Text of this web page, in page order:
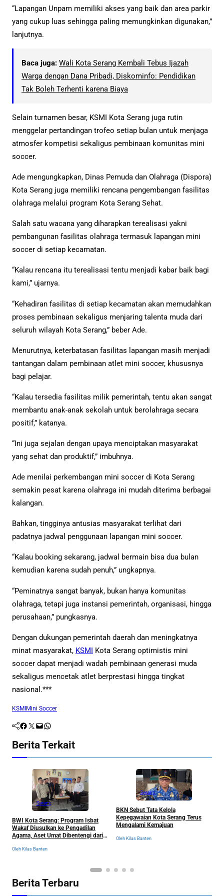
“Lapangan Unpam memiliki akses yang baik dan area parkir
yang cukup luas sehingga paling memungkinkan digunakan,”
lanjutnya.
Baca juga: Wali Kota Serang Kembali Tebus Ijazah
Warga dengan Dana Pribadi, Diskominfo: Pendidikan
Tak Boleh Terhenti karena Biaya
Selain turnamen besar, KSMI Kota Serang juga rutin
menggelar pertandingan trofeo setiap bulan untuk menjaga
atmosfer kompetisi sekaligus pembinaan komunitas mini
soccer.
Ade mengungkapkan, Dinas Pemuda dan Olahraga (Dispora)
Kota Serang juga memiliki rencana pengembangan fasilitas
olahraga melalui program Kota Serang Sehat.
Salah satu wacana yang diharapkan terealisasi yakni
pembangunan fasilitas olahraga termasuk lapangan mini
soccer di setiap kecamatan.
“Kalau rencana itu terealisasi tentu menjadi kabar baik bagi
kami,” ujarnya.
“Kehadiran fasilitas di setiap kecamatan akan memudahkan
proses pembinaan sekaligus menjaring talenta muda dari
seluruh wilayah Kota Serang,” beber Ade.
Menurutnya, keterbatasan fasilitas lapangan masih menjadi
tantangan dalam pembinaan atlet mini soccer, khususnya
bagi pelajar.
“Kalau tersedia fasilitas milik pemerintah, tentu akan sangat
membantu anak-anak sekolah untuk berolahraga secara
positif,” katanya.
“Ini juga sejalan dengan upaya menciptakan masyarakat
yang sehat dan produktif,” imbuhnya.
Ade menilai perkembangan mini soccer di Kota Serang
semakin pesat karena olahraga ini mudah diterima berbagai
kalangan.
Bahkan, tingginya antusias masyarakat terlihat dari
padatnya jadwal penggunaan lapangan mini soccer.
“Kalau booking sekarang, jadwal bermain bisa dua bulan
kemudian karena sudah penuh,” ungkapnya.
“Peminatnya sangat banyak, bukan hanya komunitas
olahraga, tetapi juga instansi pemerintah, organisasi, hingga
perusahaan,” pungkasnya.
Dengan dukungan pemerintah daerah dan meningkatnya
minat masyarakat, KSMI Kota Serang optimistis mini
soccer dapat menjadi wadah pembinaan generasi muda
sekaligus mencetak atlet berprestasi hingga tingkat
nasional.***
KSMI Mini Soccer
Facebook Twitter Mail WhatsApp
Berita Terkait
Serang
BWI Kota Serang: Program Isbat
Wakaf Diusulkan ke Pengadilan
Agama, Aset Umat Dibentengi dari
Oleh Kilas Banten
Serang
BKN Sebut Tata Kelola
Kepegawaian Kota Serang Terus
Mengalami Kemajuan
Oleh Kilas Banten
Berita Terbaru